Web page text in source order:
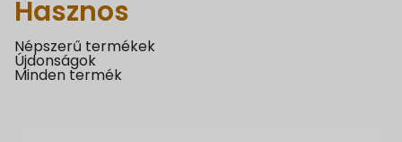
Hasznos
Népszerű termékek
Újdonságok
Minden termék